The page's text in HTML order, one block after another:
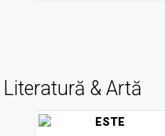
Literatură & Artă